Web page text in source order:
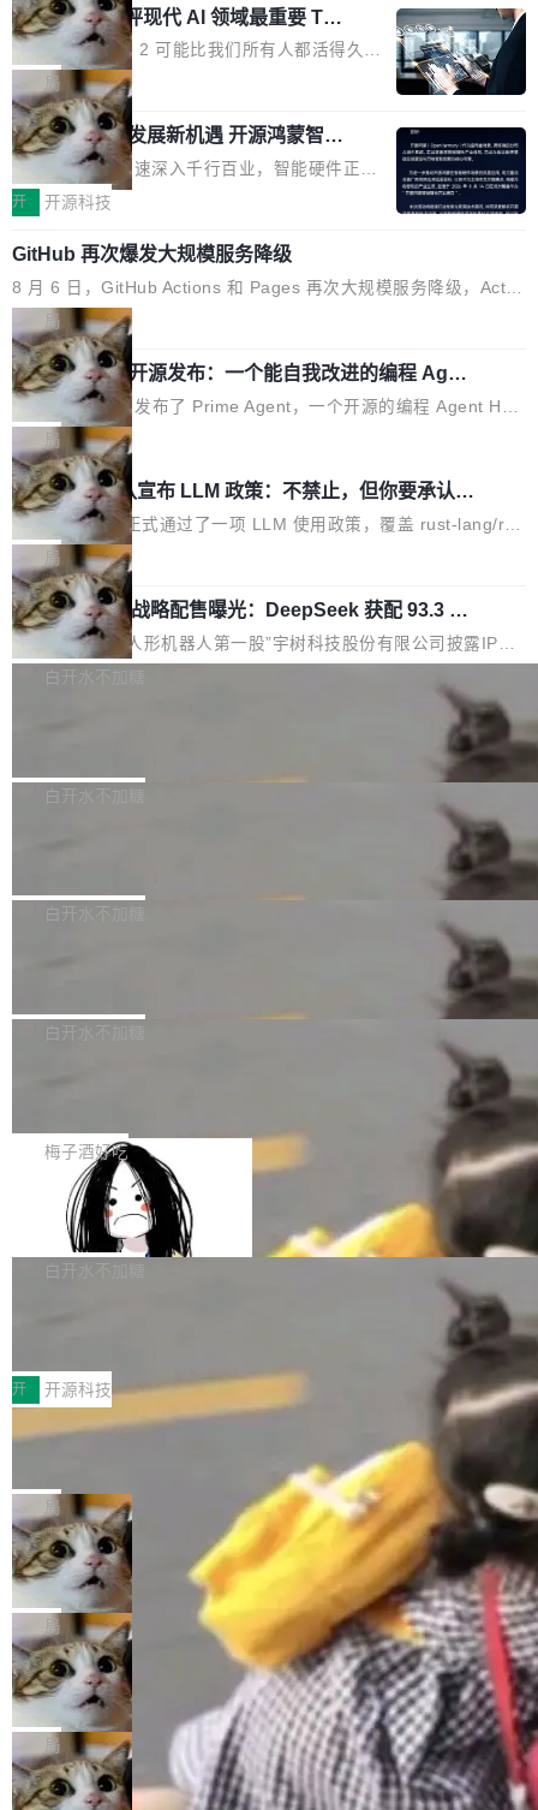
功率段机身尺寸十分紧凑的1600W电源产品。小
巧机身有效提升市面主流标准A...
“产品”这个离消费者最近的载体,在整个品牌营销层面的权重显著变
高了。全域营销服务商的竞争正在从规模转向深度,案例厚度、全域
覆盖、多线协同...
n 这条推文引发了广泛讨论。他不是在说风凉
话，他是说出了一个圈内人尽皆知但很少公开捅
破的事实。 Jordan 随后补充了一句软化声明：
「我不认为这些会议上大部分论文都在过度宣传
或造假。问题是，作为读者，如果你筛选出那些
看起来最令人兴奋的论文，那它们大部分都是过
度宣传的。」 这才是真正的痛点。不是所有论文
都有问题，是最吸引眼球的那批论文最有问题。
他引用的帖子来自 Mathew Shen，一位 ICLR 2
026 的读者：「看了篇 ...
xAI 前工程师评现代 AI 领域最重要 Top
3 开源项目
Flash Attention 2 可能比我们所有人都活得久。
这句话不是来自某个技术博客，而是出自 Hieu
Pham 的一条推文。Hieu Pham 是谁？他是 xAI
的早期工程师之一，在 Grok 训练基础设施团队
工作过。近日他在 X 上发了一条帖子，列出了他
认为现代 AI 领域最重要的三个开源项目。 第一
理由很具体。FA 系列不需要解释，但 FA2 是他
认为最重要的一个——复杂度恰到好处，刚好能
驱动你去学 CuTe，但还没被那些"邪恶的" Hopp
er++ 优化所淹没，足够容易修改和适配。 更关
键的是 FA2 的持久性...
局
共商智能硬件发展新机遇 开源鸿蒙智能
硬件开发者日杭州站即将举行
随着万物智联加速深入千行百业，智能硬件正从
单点设备迈向智能化、网联化、协同化发展。作
鸿蒙通过统一技术底座和分布式能力，为不同类
型智能设备的开发、连接与互联提供关键支撑，
也为产业链企业探索产品创新与商业增长打开新
的空间。 8月14日，开源鸿蒙智能硬件开发者日
（OHDD：OpenHarmony Hardware Develope
r Day）将在杭州启航。活动面向智能硬件产业
链企业和开发者，邀请行业专家与资深技术顾
问，围绕开源鸿蒙技术能力、设备适配、芯片适
配、功耗与稳定性调优、兼容性测评及统一互联
等内容展开系统讲解和实战交流，帮助企业进一
步了解开源鸿蒙在智能...
开 开源科技
GitHub 再次爆发大规模服务降级
8 月 6 日，GitHub Actions 和 Pages 再次大规模服务降级，Actio
ns 完全不可用超过 5 小时，webhook 停发，连自托管 runner 也
因调度层故障无法工作。Pages、Copilot code review、Copilot c
oding agent 全部受影响。从检测到完全恢复，大约 12 小时。 这
是 2026 年 8 月的第六起事故，其中四起与 AI/Copilot 服务相关。
GitHub 员工 kdaigle 在 HN 讨论中贴出了一组数据：2025 年全年
10 亿次 commit。现在，每周 2.75 亿次，全年预计 140 亿次。Gi
tHub...
局
Prime Agent 开源发布：一个能自我改进的编程 Agen
t，ARC-AGI 3 超越人类专家基线
Prime Intellect 发布了 Prime Agent，一个开源的编程 Agent Har
ness，核心设计围绕两个抽象：Recursive Language Model（RL
M）和 Continual Harness。在 ARC-AGI 3 基准测试上，Prime A
gent + Opus 5 的组合达到了 95.5% RHAE Best@1，超过了 AR
C 报告的人类专家基线 95.4%。 不是又一个 coding agent 包装器
Prime Agent 的架构和市面上大多数 coding agent 有本质区别。
大多数 agent harness 的设计是基于早期模型的能力—...
局
Rust 项目团队宣布 LLM 政策：不禁止，但你要承认哪
些代码不是你写的
Rust 语言项目正式通过了一项 LLM 使用政策，覆盖 rust-lang/rus
t 单一仓库的代码贡献。这不是项目级别的官方立场，目前由五个
团队采纳，但它可能是主流开源项目中关于 AI 辅助贡献最细致的一
份规则。 政策的核心只有一句话：LLM 可以用来分析、提炼、审
阅、建议，但不能用来创作。 具体来说，LLM 生成的代码可以提
交，但必须满足五个条件：预先安排、非关键、高质量、充分测
试、充分审查，并且必须披露。LLM 不得生成涉及安全性的关键变
更，除非作者本身就是领域专家。即使如此，政策也"强烈不建
议"这么做。 对于不披露的情况，审核者可以直接关闭 PR，无需解
释。 政策作者 Jynn Ne...
局
宇树科技 IPO 战略配售曝光：DeepSeek 获配 93.3 万
股，锁定 36 个月
8月6日晚间，“人形机器人第一股”宇树科技股份有限公司披露IPO
发行价格及战略配售结果，杭州深度求索人工智能基础技术研究有
限公司（DeepSeek）获配93.3399万股，按150.8元/股发行价格
计算，认购金额约1.41亿元，股份锁定期为36个月。 公告显示，
本次宇树科技战略配售对象主要包括长期投资机构、与公司业务具
有战略合作关系或长期合作愿景的大型企业、科创板保荐人跟投子
公司，以及公司高级管理人员和核心员工参与设立的专项资产管理
计划。其中，DeepSeek作为与宇树科技具备战略合作关系的企
业，获配股份数量占本次发行数量的2.31%。 除DeepSeek外，腾
讯旗下上海启善投资有限公司获配9...
白开水不加糖
Bug fixes and enhancements 修复多次传递同
一个回归问题，该问题导致拉取镜像时会拒绝包
题，该问题可能导致在旧版 Linux 内核...
白开水不加糖
e 孵化器项目管理委员会（IPMC）投票中获得
P）！这一里程碑不仅标志着 Fluss 迈入新的发
白开水不加糖
长期停止内容更新，未能实现其作为“AI版维基百
提交的编辑请求也长期处于待处理状态。 Groki
pedia 于去年底上线，定位为由人工智能生成内
容的百科平台，被马斯克视为传统众包百科网站
维基百科的替代方案。Lawfare 调查发现，无论
热门页面还是低关注度页面，均未出现近期更
白开水不加糖
如果你在 Spring Boot 里做过国际化，流程大概是这样的：配 Mes
sageSource 的 Bean、写 ReloadableResourceBundleMessage
Source、声明 LocaleResolver、注册 LocaleChangeIntercepto
r…五六步之后才能看到第一行翻译文本。 Solon 换了个方式。整
个 i18n 模块围绕三个解析器、一个注解、一个工具类展开——没
有 XML、没有拦截器注册、没有样板配置。 资源文件的约定 把文
件放到 resources/i18n/ 下： resources/i18n/messages.properti
梅子酒好吃
Apache Doris 4.1 全面增强 Iceberg：
支持 UPDATE、MERGE INTO 与 Iceb
erg V3
Apache Doris 4.1 要补齐的，正是缺失的那一
半。在已有查询能力的基础上，Doris 进一步支
常维护操作，并完整支持 Iceberg V3 格式。
白开水不加糖
村国家自主创新示范区会议中心开幕。本届大会
由中关村智联软件服务业质量创新联盟主办，以
“智构可信·质创未来——AI原生时代的质量新范
式”为主题，直面AI从实验室走向规模化产业落地
的核心质量命题。会上，《2026智能研发生产力
工具选型手册》发布，Testin云测的Testin XAge
nt智能测试系统入选AI测试领域代表产品。对CI
O而言，这提示了一个转变：AI测试正在从效率
工具升级为企业的质量基础设施。 CIO面对的新
现实 过去两年，CIO们的焦虑清单上多了两项：
一是如何让大模型和智能体应用安全地从PoC走
向生产，二是如何让测试团队跟得上AI应用...
开 开源科技
让非法状态不可表示：一篇关于 ADT
有一种东西，一旦用过就回不去了。Alex Fedos
eev 管它叫"软件设计的基石"。 他说的东西不新
鲜——代数数据类型（ADT），尤其是和类型
（sum type）。但他说清楚了一件事：这不是类
型系统的学术体操，是日常编码的思维方式。 文
章从一个简单的例子切入。一个网站的深色主题
设置，如果用布尔值 + 可空字段来表示——bool
ean 表示是否可切换，nullable 的默认模式、浅
色方案、深色方案——会产生大量无意义的组
合。方案缺了、配置冲突了、全 null 了。要知道
哪些组合有效，作者说，你得靠"文档、校验、或
者部落知识"。 换个写法。Rust 的 enum，两个
局
Cloudflare 开源内部企业 AI 平台 Cloudflare OS
Cloudflare 发布了一个开源项目 Cloudflare OS。如果你只看官方
博客，你会觉得这是又一个"AI 知识库 + 聊天机器人"——每个大厂
都在做，没什么新鲜的。 但 Kenton Varda 在 Twitter 上把事情说
清楚了： 今天我们发布了 Cloudflare OS，一个带连接器的聊天机
器人，跟其他所有科技公司做的一样。只不过，实际上它不一样。
这是 Sandstorm.io 的重制版，我十年前的那个创业公司。不同的
是，这次它构建在 Cloudflare Workers 上——我花了九年时间搭
建的平台——并且深度集成了 AI。这基本上是我十年秘密计划的顶
局
Deno 团队开源 Celld，可自托管的分
布式 Durable Objects
Ryan Dahl 领导的 Deno 团队推出了最新开源项
目 Celld，一个能在自己机器上运行 Cloudflare
Workers 和 Durable Objects 的守护进程。 设
计思路很直接：每个对象是一个独立的 SQLite
局
鲁大师7月新机性能/流畅/AI榜：vivo夺性能、流畅双第